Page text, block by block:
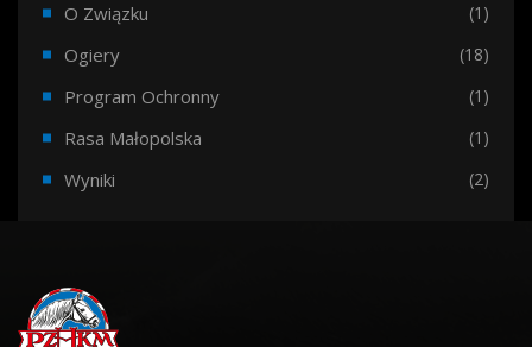
O Związku (1)
Ogiery (18)
Program Ochronny (1)
Rasa Małopolska (1)
Wyniki (2)